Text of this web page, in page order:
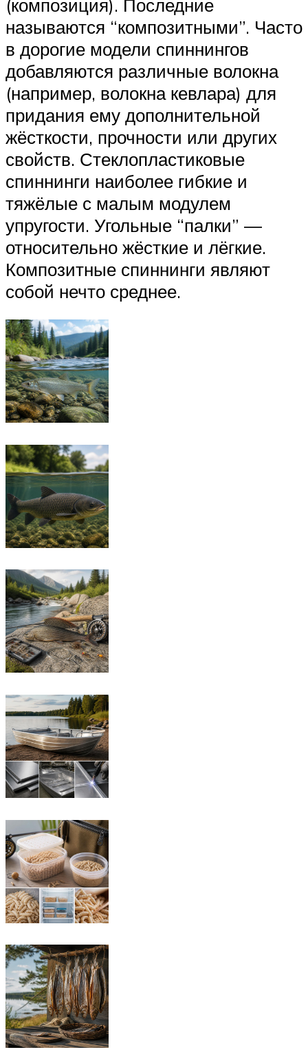
(композиция). Последние
называются “композитными”. Часто
в дорогие модели спиннингов
добавляются различные волокна
(например, волокна кевлара) для
придания ему дополнительной
жёсткости, прочности или других
свойств. Стеклопластиковые
спиннинги наиболее гибкие и
тяжёлые с малым модулем
упругости. Угольные “палки” —
относительно жёсткие и лёгкие.
Композитные спиннинги являют
собой нечто среднее.